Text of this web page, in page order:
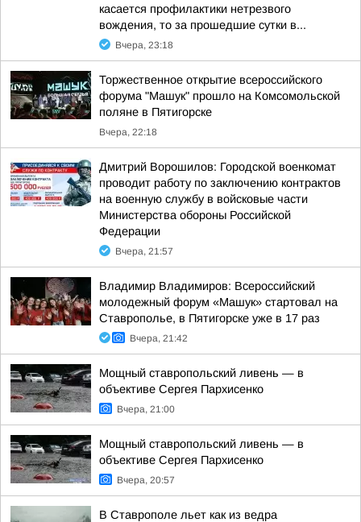
касается профилактики нетрезвого
вождения, то за прошедшие сутки в...
Вчера, 23:18
Торжественное открытие всероссийского
форума "Машук" прошло на Комсомольской
поляне в Пятигорске
Вчера, 22:18
Дмитрий Ворошилов: Городской военкомат
проводит работу по заключению контрактов
на военную службу в войсковые части
Министерства обороны Российской
Федерации
Вчера, 21:57
Владимир Владимиров: Всероссийский
молодежный форум «Машук» стартовал на
Ставрополье, в Пятигорске уже в 17 раз
Вчера, 21:42
Мощный ставропольский ливень — в
объективе Сергея Пархисенко
Вчера, 21:00
Мощный ставропольский ливень — в
объективе Сергея Пархисенко
Вчера, 20:57
В Ставрополе льет как из ведра